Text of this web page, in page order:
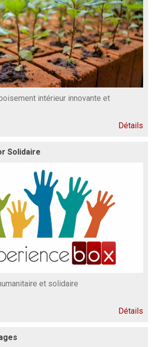
intérieur innovante et
Détails
Solidaire
et solidaire
Détails